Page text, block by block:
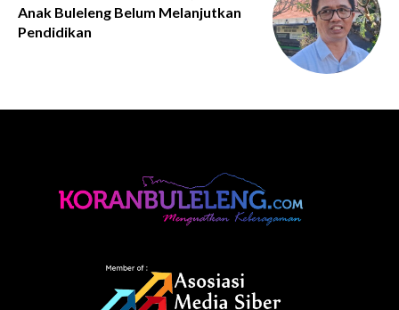
Anak Buleleng Belum Melanjutkan
Pendidikan